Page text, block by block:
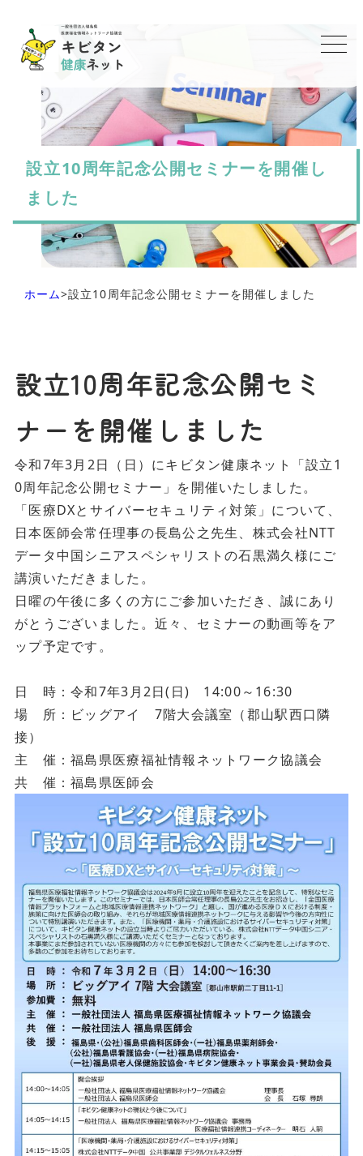
設立10周年記念公開セミナーを開催し
ました
ホーム>設立10周年記念公開セミナーを開催しました
設立10周年記念公開セミ
ナーを開催しました
令和7年3月2日（日）にキビタン健康ネット「設立1
0周年記念公開セミナー」を開催いたしました。
「医療DXとサイバーセキュリティ対策」について、
日本医師会常任理事の長島公之先生、株式会社NTT
データ中国シニアスペシャリストの石黒満久様にご
講演いただきました。
日曜の午後に多くの方にご参加いただき、誠にあり
がとうございました。近々、セミナーの動画等をア
ップ予定です。
日 時：令和7年3月2日(日) 14:00～16:30
場 所：ビッグアイ 7階大会議室（郡山駅西口隣
接）
主 催：福島県医療福祉情報ネットワーク協議会
共 催：福島県医師会